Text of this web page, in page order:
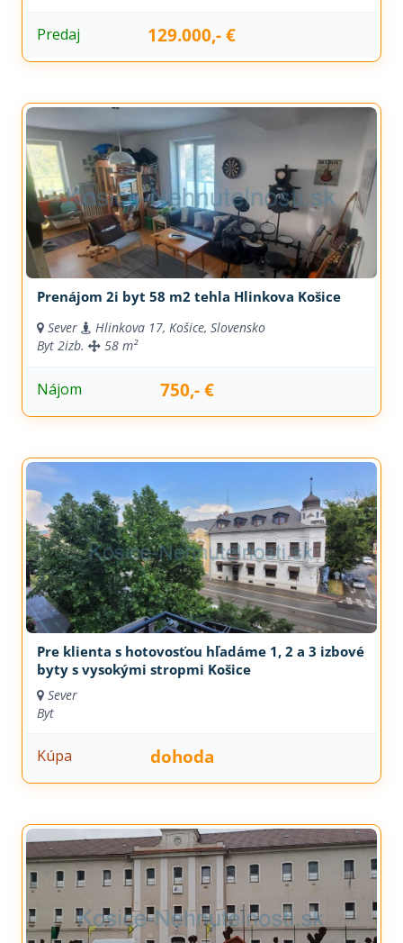
Predaj 129.000,- €
Prenájom 2i byt 58 m2 tehla Hlinkova Košice
Sever
Hlinkova 17, Košice, Slovensko
Byt 2izb. 58 m²
Nájom 750,- €
Pre klienta s hotovosťou hľadáme 1, 2 a 3 izbové
byty s vysokými stropmi Košice
Sever
Byt
Kúpa dohoda